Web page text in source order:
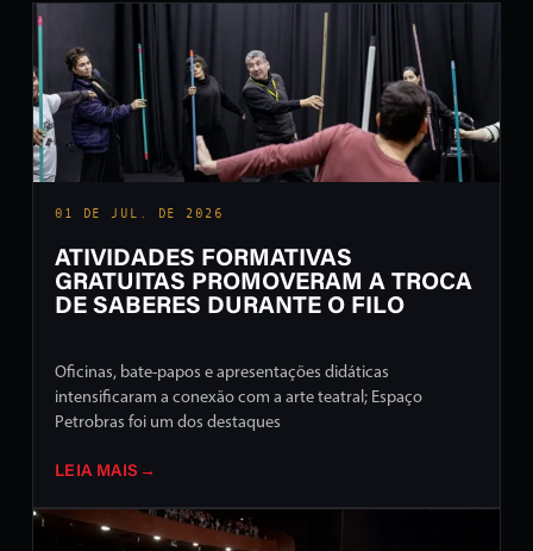
01 DE JUL. DE 2026
ATIVIDADES FORMATIVAS
GRATUITAS PROMOVERAM A TROCA
DE SABERES DURANTE O FILO
Oficinas, bate-papos e apresentações didáticas
intensificaram a conexão com a arte teatral; Espaço
Petrobras foi um dos destaques
LEIA MAIS →